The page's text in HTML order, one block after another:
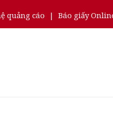
quảng cáo | Báo giấy